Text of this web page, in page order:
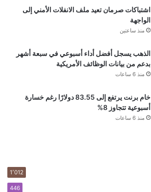
اشتباكات صرمان تعيد ملف الانفلات الأمني إلى
الواجهة
منذ ساعتين
الذهب يسجل أفضل أداء أسبوعي في سبعة أشهر
بدعم من بيانات الوظائف الأمريكية
منذ 6 ساعات
خام برنت يرتفع إلى 83.55 دولارًا رغم خسارة
أسبوعية تتجاوز 8%
منذ 6 ساعات
1٬012
446